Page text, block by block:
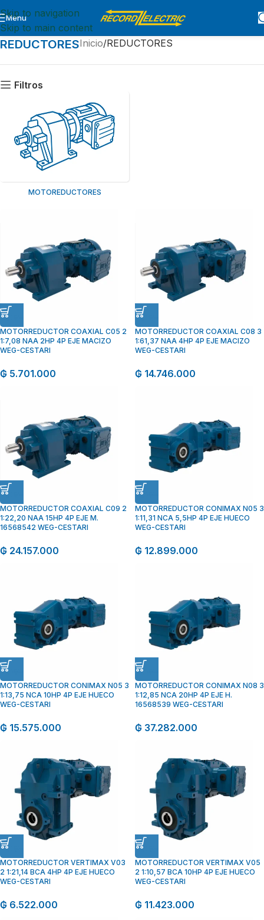
Skip to navigation
Skip to main content
Menu
REDUCTORESInicio REDUCTORES
Filtros
MOTOREDUCTORES
MOTORREDUCTOR COAXIAL C05 2
1:7,08 NAA 2HP 4P EJE MACIZO
WEG-CESTARI
₲ 5.701.000
MOTORREDUCTOR COAXIAL C08 3
1:61,37 NAA 4HP 4P EJE MACIZO
WEG-CESTARI
₲ 14.746.000
MOTORREDUCTOR COAXIAL C09 2
1:22,20 NAA 15HP 4P EJE M.
16568542 WEG-CESTARI
₲ 24.157.000
MOTORREDUCTOR CONIMAX N05 3
1:11,31 NCA 5,5HP 4P EJE HUECO
WEG-CESTARI
₲ 12.899.000
MOTORREDUCTOR CONIMAX N05 3
1:13,75 NCA 10HP 4P EJE HUECO
WEG-CESTARI
₲ 15.575.000
MOTORREDUCTOR CONIMAX N08 3
1:12,85 NCA 20HP 4P EJE H.
16568539 WEG-CESTARI
₲ 37.282.000
MOTORREDUCTOR VERTIMAX V03
2 1:21,14 BCA 4HP 4P EJE HUECO
WEG-CESTARI
₲ 6.522.000
MOTORREDUCTOR VERTIMAX V05
2 1:10,57 BCA 10HP 4P EJE HUECO
WEG-CESTARI
₲ 11.423.000